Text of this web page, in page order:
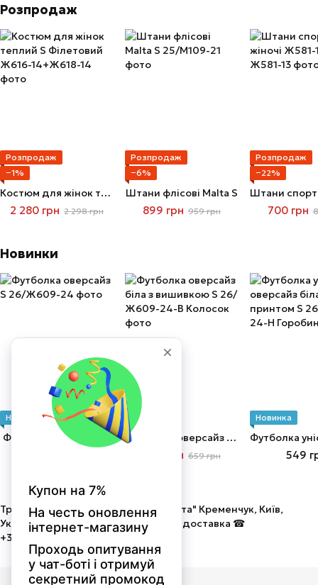
Розпродаж
Розпродаж
−1%
Костюм для жінок теплий S Філетовий
2 280 грн 2 298 грн
Розпродаж
−6%
Штани флісові Malta S
899 грн 959 грн
Розпродаж
−22%
700 грн
Новинки
Новинка
Футболка оверсайз S
Новинка
−5%
Футболка оверсайз біла з вишивкою S
626 грн 659 грн
Новинка
549
Трикотаж від виробника ТОВ "Мальта" Кременчук, Київ,
Україна. Оптом і в роздріб! Швидка доставка ☎
+380675058586